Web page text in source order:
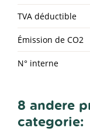
TVA déductible
Émission de CO2
N° interne
8 andere
categorie: